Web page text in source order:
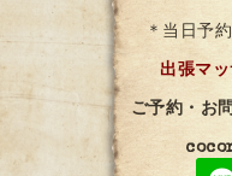
＊当日予
出張マ
ご予約・お